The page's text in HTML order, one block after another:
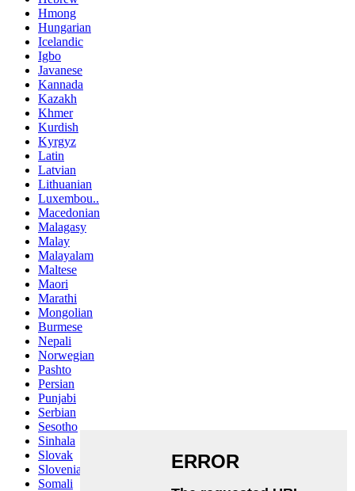
Hmong
Hungarian
Icelandic
Igbo
Javanese
Kannada
Kazakh
Khmer
Kurdish
Kyrgyz
Latin
Latvian
Lithuanian
Luxembou..
Macedonian
Malagasy
Malay
Malayalam
Maltese
Maori
Marathi
Mongolian
Burmese
Nepali
Norwegian
Pashto
Persian
Punjabi
Serbian
Sesotho
Sinhala
Slovak
Slovenian
Somali